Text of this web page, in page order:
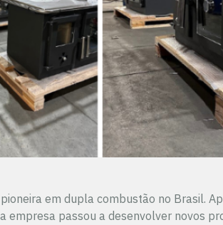
em dupla combustão no Brasil.
empresa passou a desenvolver novos